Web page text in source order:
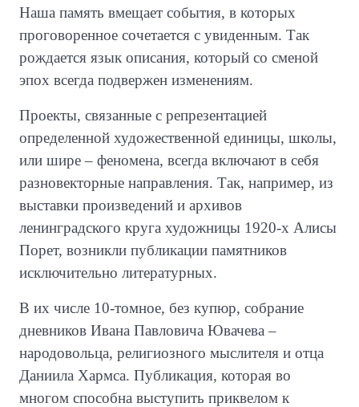
Наша память вмещает события, в которых
проговоренное сочетается с увиденным. Так
рождается язык описания, который со сменой
эпох всегда подвержен изменениям.
Проекты, связанные с репрезентацией
определенной художественной единицы, школы,
или шире – феномена, всегда включают в себя
разновекторные направления. Так, например, из
выставки произведений и архивов
ленинградского круга художницы 1920-х Алисы
Порет, возникли публикации памятников
исключительно литературных.
В их числе 10-томное, без купюр, собрание
дневников Ивана Павловича Ювачева –
народовольца, религиозного мыслителя и отца
Даниила Хармса. Публикация, которая во
многом способна выступить приквелом к